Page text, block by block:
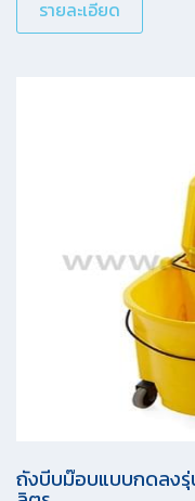
รายละเอียด
ถังบีบม๊อบแบบกดลงรุ่